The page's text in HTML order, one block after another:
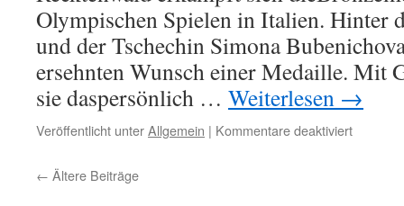
Olympischen Spielen in Italien. Hinter
und der Tschechin Simona
ersehnten Wunsch einer Medaille. Mit
sie daspersönlich … Weiterlesen →
Veröffentlicht unterAllgemein | Kommentare deaktiviertfür
← Ältere Beiträge